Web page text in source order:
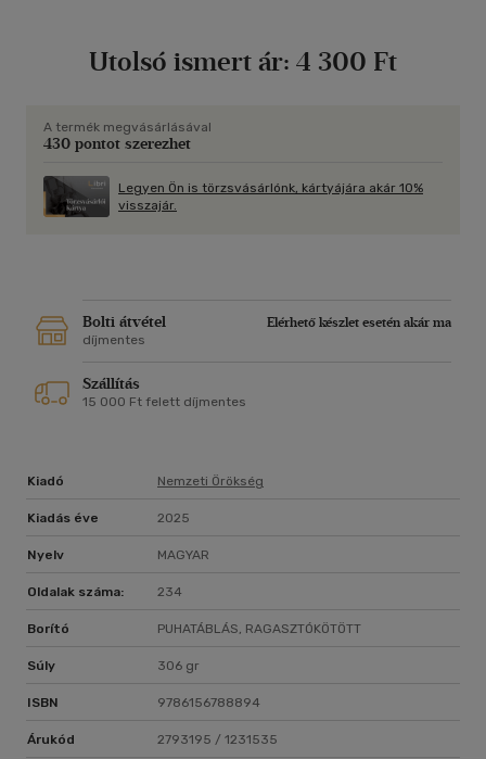
Utolsó ismert ár: 4 300 Ft
A termék megvásárlásával
430 pontot szerezhet
Legyen Ön is törzsvásárlónk, kártyájára akár 10%
visszajár.
Bolti átvétel
Elérhető készlet esetén akár ma
díjmentes
Szállítás
15 000 Ft felett díjmentes
Kiadó Nemzeti Örökség
Kiadás éve 2025
Nyelv MAGYAR
Oldalak száma: 234
Borító PUHATÁBLÁS, RAGASZTÓKÖTÖTT
Súly 306 gr
ISBN 9786156788894
Árukód 2793195 / 1231535